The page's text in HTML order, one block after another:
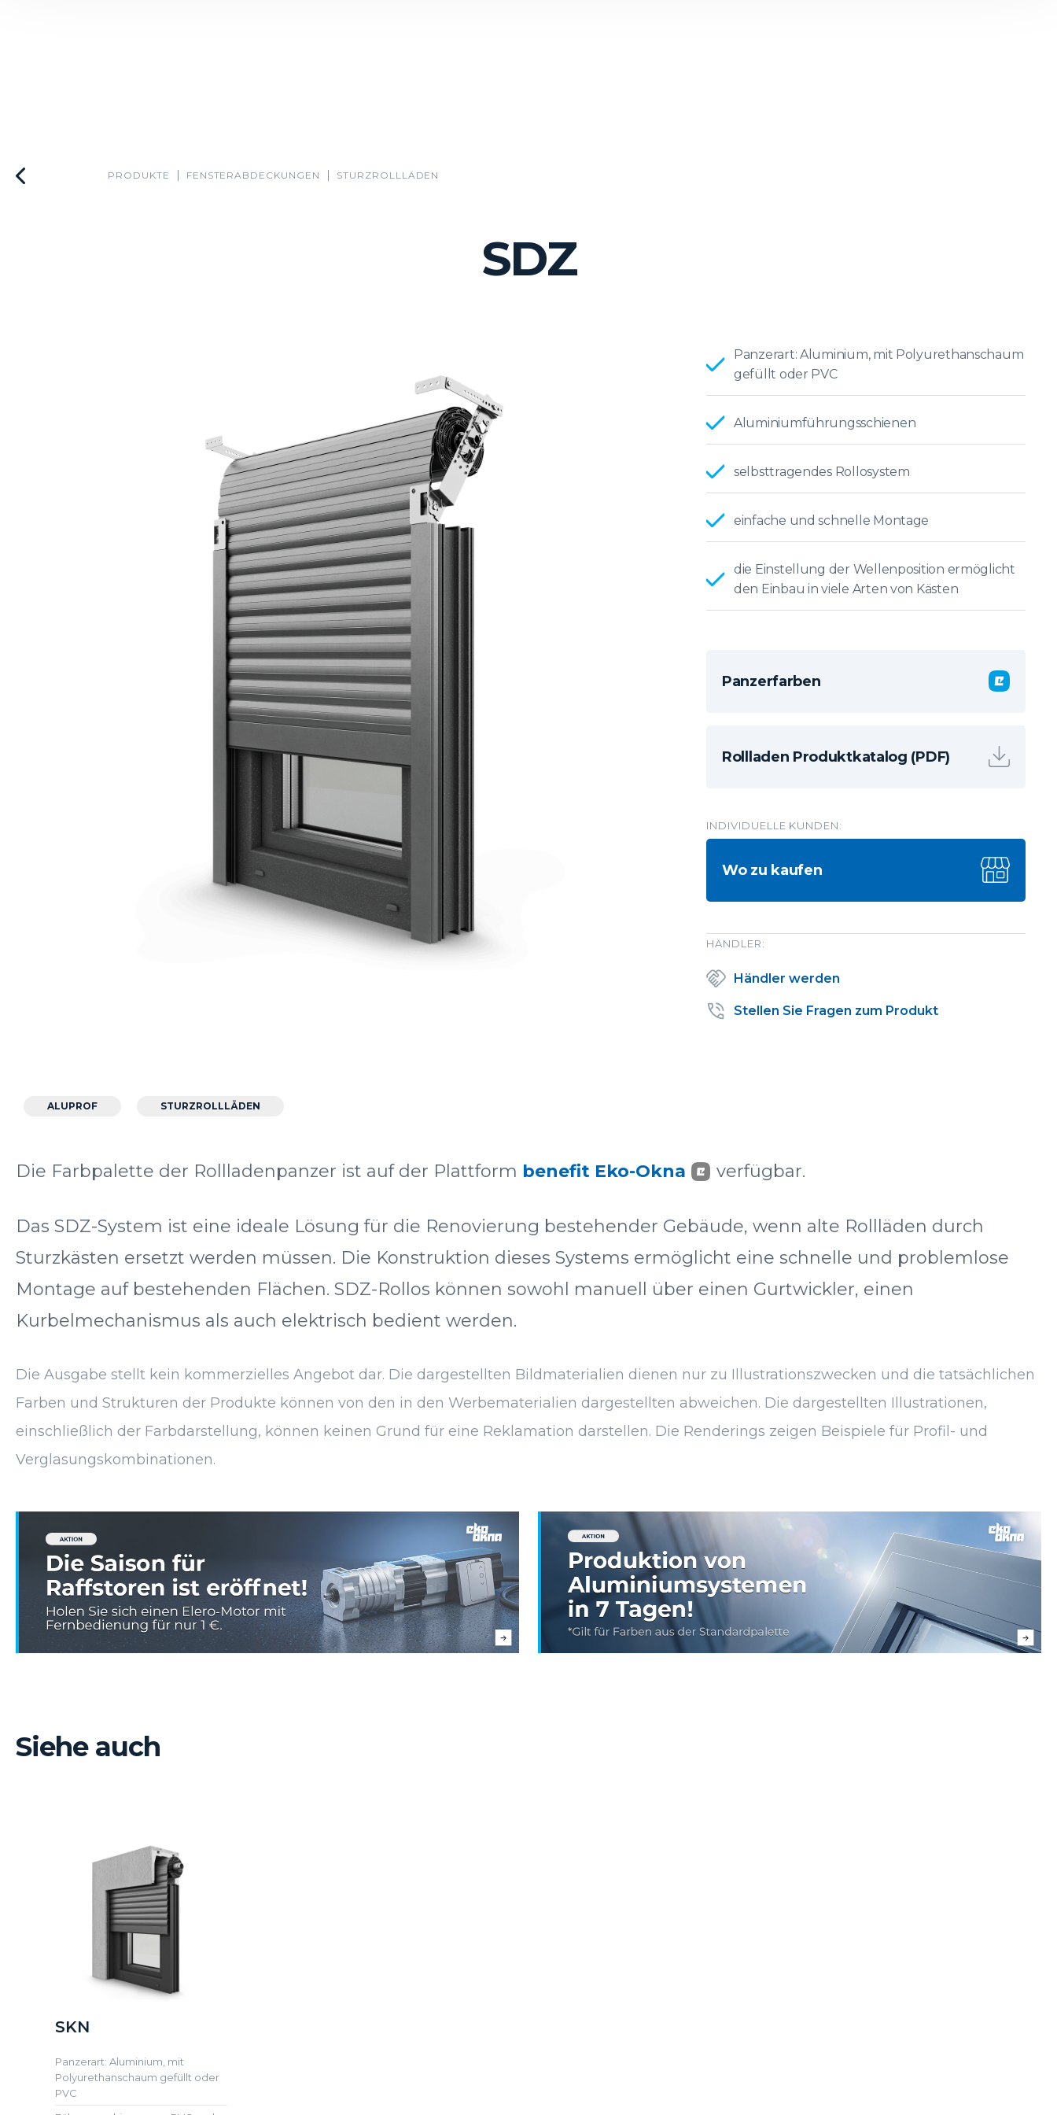
PRODUKTE FENSTER­ABDECKUNGEN STURZROLLLÄDEN
SDZ
Panzerart: Aluminium, mit Polyurethanschaum
gefüllt oder PVC
Aluminiumführungsschienen
selbsttragendes Rollosystem
einfache und schnelle Montage
die Einstellung der Wellenposition ermöglicht
den Einbau in viele Arten von Kästen
Panzerfarben
Rollladen Produktkatalog (PDF)
INDIVIDUELLE KUNDEN:
Wo zu kaufen
HÄNDLER:
Händler werden
Stellen Sie Fragen zum Produkt
ALUPROF STURZROLLLÄDEN
Die Farbpalette der Rollladenpanzer ist auf der Plattform benefit Eko-Okna verfügbar.
Das SDZ-System ist eine ideale Lösung für die Renovierung bestehender Gebäude, wenn alte Rollläden durch
Sturzkästen ersetzt werden müssen. Die Konstruktion dieses Systems ermöglicht eine schnelle und problemlose
Montage auf bestehenden Flächen. SDZ-Rollos können sowohl manuell über einen Gurtwickler, einen
Kurbelmechanismus als auch elektrisch bedient werden.
Die Ausgabe stellt kein kommerzielles Angebot dar. Die dargestellten Bildmaterialien dienen nur zu Illustrationszwecken und die tatsächlichen
Farben und Strukturen der Produkte können von den in den Werbematerialien dargestellten abweichen. Die dargestellten Illustrationen,
einschließlich der Farbdarstellung, können keinen Grund für eine Reklamation darstellen. Die Renderings zeigen Beispiele für Profil- und
Verglasungskombinationen.
Siehe auch
SKN
Panzerart: Aluminium, mit
Polyurethanschaum gefüllt oder
PVC